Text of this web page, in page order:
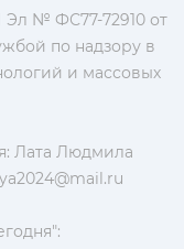
Эл № ФС77-72910 от
по надзору в
и массовых
Лата Людмила